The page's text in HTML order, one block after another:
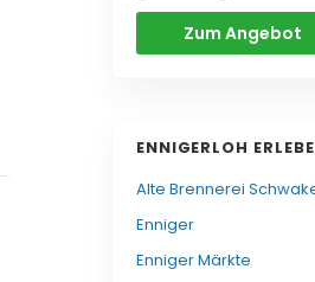
Zum Angebot
ENNIGERLOH
Alte Brennerei
Enniger
Enniger Märkte